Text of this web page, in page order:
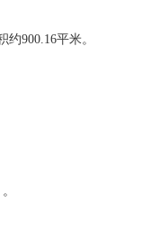
900.16平米。